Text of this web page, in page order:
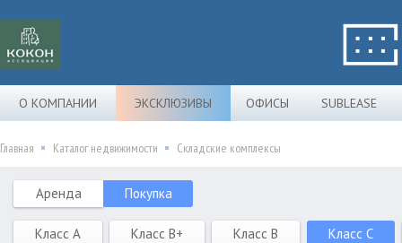
О КОМПАНИИ ЭКСКЛЮЗИВЫ ОФИСЫ SUBLEASE
Главная Каталог недвижимости Складские комплексы
Аренда Покупка
Класс A Класс B+ Класс B Класс C